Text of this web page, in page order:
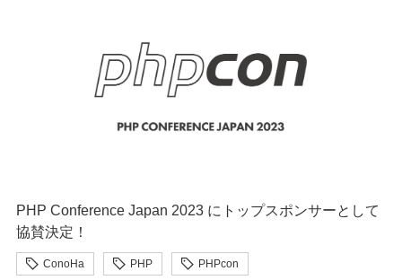
PHP Conference Japan 2023 にトップスポンサーとして
協賛決定！
ConoHa PHP PHPcon